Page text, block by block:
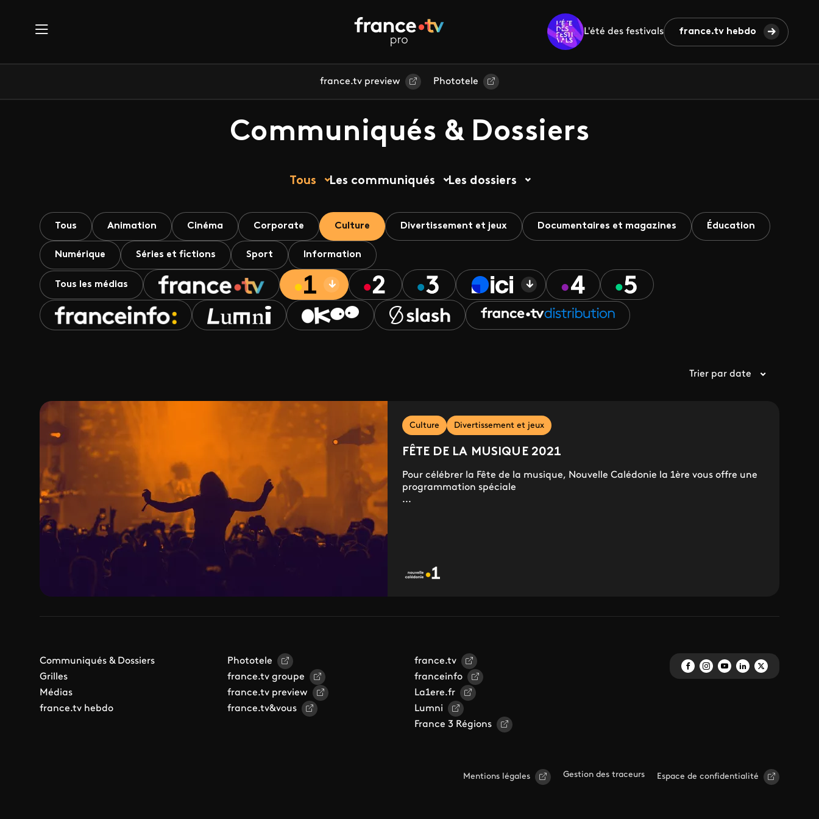
L'été des festivals france.tv hebdo
france.tv preview Phototele
Communiqués & Dossiers
Tous Les communiqués Les dossiers
Tous Animation Cinéma Corporate Culture Divertissement et jeux Documentaires et magazines Éducation
Numérique Séries et fictions Sport Information
Tous les médias
Trier par date
Culture Divertissement et jeux
FÊTE DE LA MUSIQUE 2021
Pour célébrer la Fête de la musique, Nouvelle Calédonie la 1ère vous offre une
programmation spéciale
...
Communiqués & Dossiers
Grilles
Médias
france.tv hebdo
Phototele
france.tv groupe
france.tv preview
france.tv&vous
france.tv
franceinfo
La1ere.fr
Lumni
France 3 Régions
Mentions légales Gestion des traceurs Espace de confidentialité